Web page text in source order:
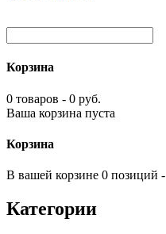
Корзина
0 товаров - 0 руб.
Ваша корзина пуста
Корзина
В вашей корзине 0 позиций -
Категории